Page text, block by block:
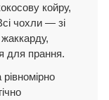
койру,
чохли — зі
для прання.